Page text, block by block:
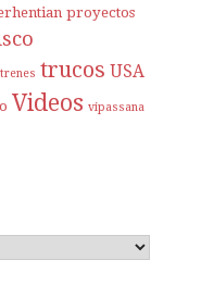
proyectos
trenes trucos USA
Videos vipassana